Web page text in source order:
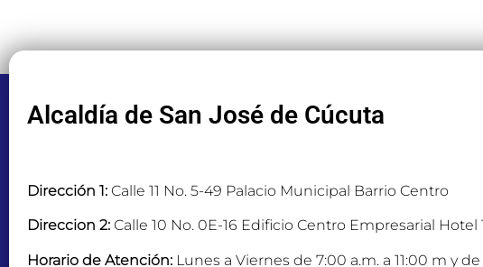
Alcaldía de San José de Cúcuta
Dirección 1: Calle 11 No. 5-49 Palacio Municipal Barrio Centro
Direccion 2: Calle 10 No. 0E-16 Edificio Centro Empresarial Hotel
Horario de Atención: Lunes a Viernes de 7:00 a.m. a 11:00 m y